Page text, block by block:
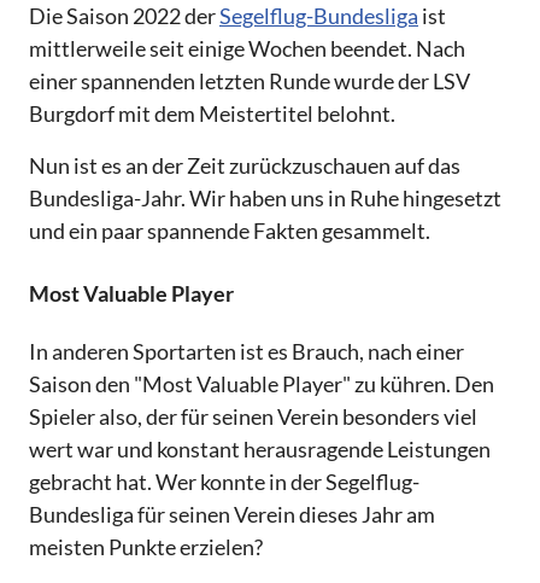
Die Saison 2022 derSegelflug-Bundesliga ist
mittlerweile seit einige Wochen beendet. Nach
einer spannenden letzten Runde wurde der LSV
Burgdorf mit dem Meistertitel belohnt.
Nun ist es an der Zeit zurückzuschauen auf das
Bundesliga-Jahr. Wir haben uns in Ruhe hingesetzt
und ein paar spannende Fakten gesammelt.
Most Valuable Player
In anderen Sportarten ist es Brauch, nach einer
Saison den "Most Valuable Player" zu kühren. Den
Spieler also, der für seinen Verein besonders viel
wert war und konstant herausragende Leistungen
gebracht hat. Wer konnte in der Segelflug-
Bundesliga für seinen Verein dieses Jahr am
meisten Punkte erzielen?